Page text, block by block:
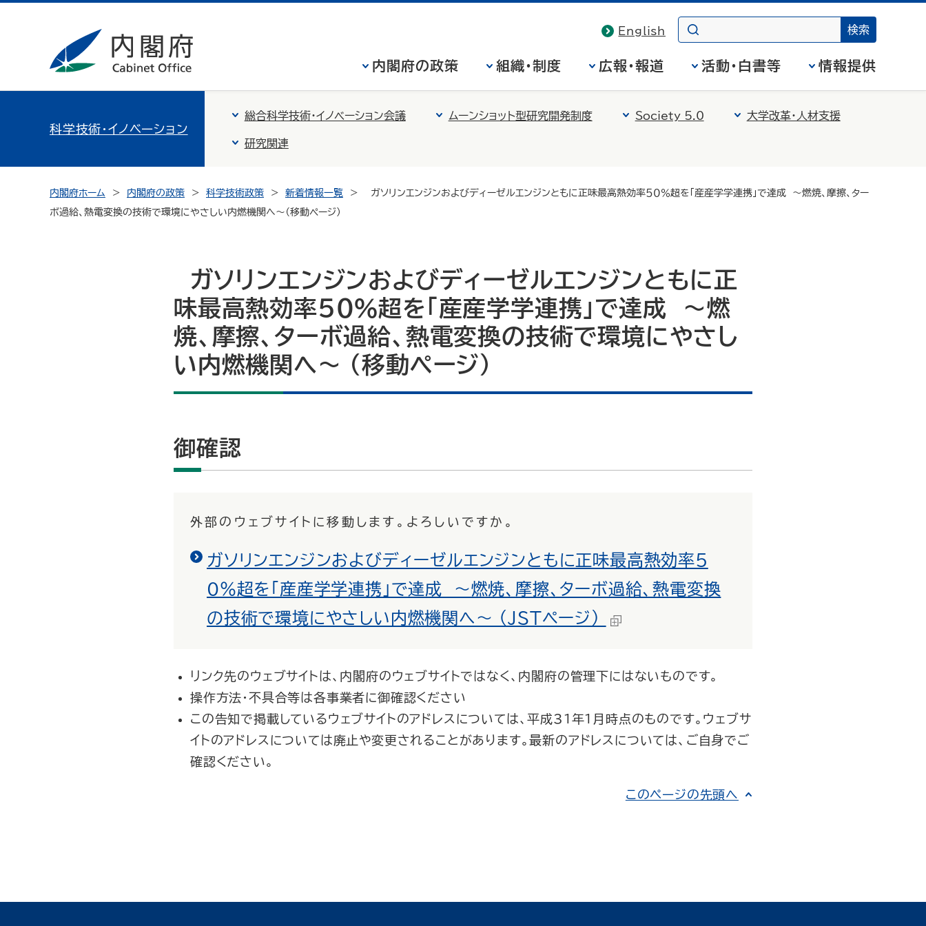
English
内閣府の政策 組織・制度 広報・報道 活動・白書等 情報提供
科学技術・イノベーション
総合科学技術・イノベーション会議 ムーンショット型研究開発制度 Society 5.0 大学改革・人材支援
研究関連
内閣府ホーム 内閣府の政策 科学技術政策 新着情報一覧
ガソリンエンジンおよびディーゼルエンジンともに正味最高熱効率５０％超を「産産学学連携」で達成 ～燃焼、摩擦、ター
ボ過給、熱電変換の技術で環境にやさしい内燃機関へ～（移動ページ）
ガソリンエンジンおよびディーゼルエンジンともに正
味最高熱効率５０％超を「産産学学連携」で達成 ～燃
焼、摩擦、ターボ過給、熱電変換の技術で環境にやさし
い内燃機関へ～ （移動ページ）
御確認
外部のウェブサイトに移動します。よろしいですか。
ガソリンエンジンおよびディーゼルエンジンともに正味最高熱効率５
０％超を「産産学学連携」で達成 ～燃焼、摩擦、ターボ過給、熱電変換
の技術で環境にやさしい内燃機関へ～ （JSTページ）
リンク先のウェブサイトは、内閣府のウェブサイトではなく、内閣府の管理下にはないものです。
操作方法・不具合等は各事業者に御確認ください
この告知で掲載しているウェブサイトのアドレスについては、平成31年1月時点のものです。ウェブサ
イトのアドレスについては廃止や変更されることがあります。最新のアドレスについては、ご自身でご
確認ください。
このページの先頭へ